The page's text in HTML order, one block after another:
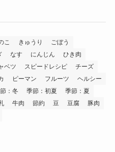
こ きゅうり
ごぼう
なす にんじん
ひき肉
ベツ スピードレシピ
チーズ
ピーマン フルーツ
ヘルシー
：冬 季節：初夏
季節：夏
牛肉 節約 豆 豆腐
豚肉